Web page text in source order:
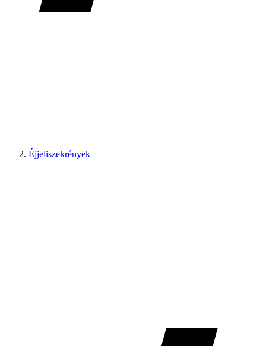
Éjjeliszekrények